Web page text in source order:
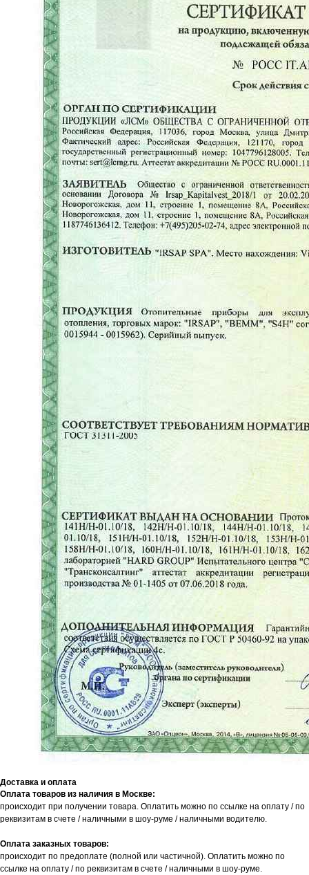
Доставка и оплата
Оплата товаров из наличия в Москве:
происходит при получении товара. Оплатить можно по ссылке на оплату / по
реквизитам в счете / наличными в шоу-руме / наличными водителю.
Оплата заказных товаров:
происходит по предоплате (полной или частичной). Оплатить можно по
ссылке на оплату / по реквизитам в счете / наличными в шоу-руме.